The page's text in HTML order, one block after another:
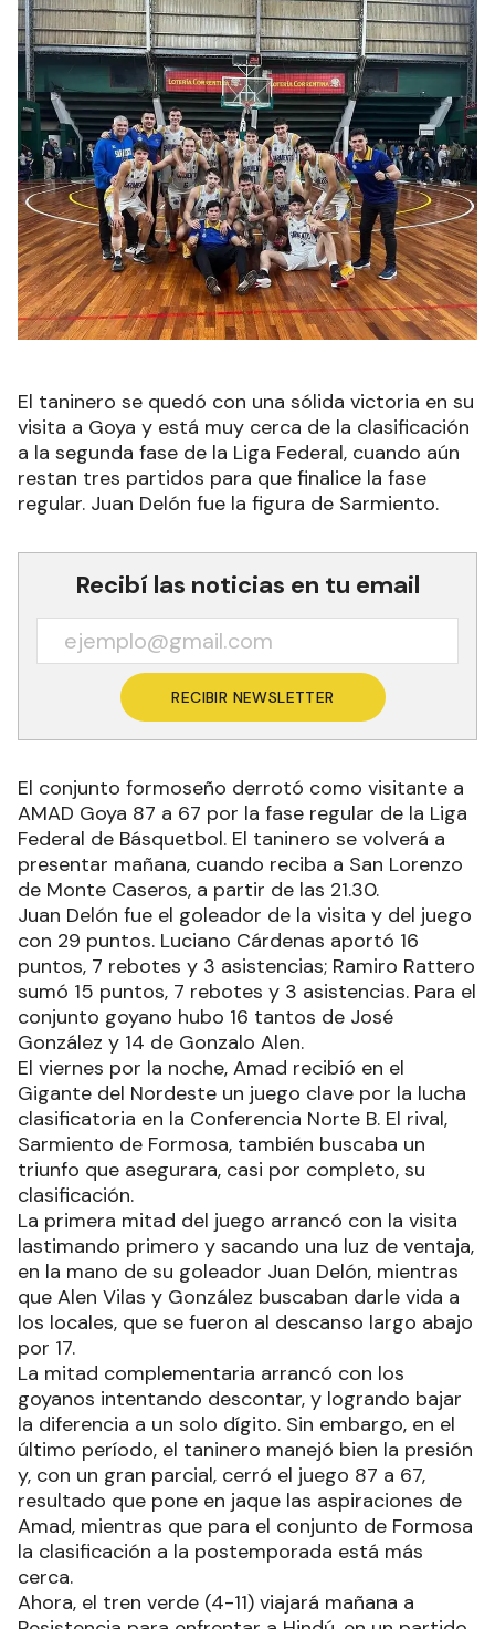
El taninero se quedó con una sólida victoria en su
visita a Goya y está muy cerca de la clasificación
a la segunda fase de la Liga Federal, cuando aún
restan tres partidos para que finalice la fase
regular. Juan Delón fue la figura de Sarmiento.
Recibí las noticias en tu email
RECIBIR NEWSLETTER
El conjunto formoseño derrotó como visitante a
AMAD Goya 87 a 67 por la fase regular de la Liga
Federal de Básquetbol. El taninero se volverá a
presentar mañana, cuando reciba a San Lorenzo
de Monte Caseros, a partir de las 21.30.
Juan Delón fue el goleador de la visita y del juego
con 29 puntos. Luciano Cárdenas aportó 16
puntos, 7 rebotes y 3 asistencias; Ramiro Rattero
sumó 15 puntos, 7 rebotes y 3 asistencias. Para el
conjunto goyano hubo 16 tantos de José
González y 14 de Gonzalo Alen.
El viernes por la noche, Amad recibió en el
Gigante del Nordeste un juego clave por la lucha
clasificatoria en la Conferencia Norte B. El rival,
Sarmiento de Formosa, también buscaba un
triunfo que asegurara, casi por completo, su
clasificación.
La primera mitad del juego arrancó con la visita
lastimando primero y sacando una luz de ventaja,
en la mano de su goleador Juan Delón, mientras
que Alen Vilas y González buscaban darle vida a
los locales, que se fueron al descanso largo abajo
por 17.
La mitad complementaria arrancó con los
goyanos intentando descontar, y logrando bajar
la diferencia a un solo dígito. Sin embargo, en el
último período, el taninero manejó bien la presión
y, con un gran parcial, cerró el juego 87 a 67,
resultado que pone en jaque las aspiraciones de
Amad, mientras que para el conjunto de Formosa
la clasificación a la postemporada está más
cerca.
Ahora, el tren verde (4-11) viajará mañana a